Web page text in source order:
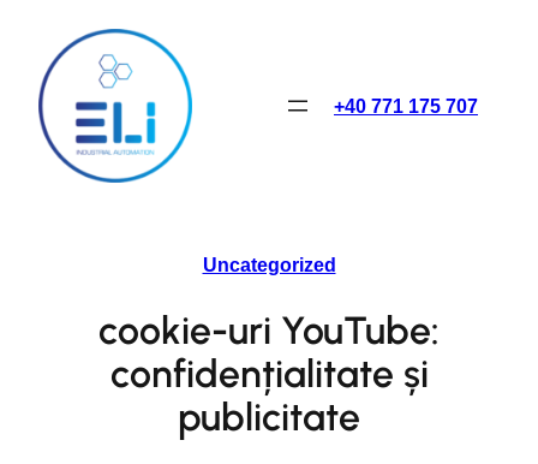
content
+40 771 175 707
Uncategorized
cookie-uri YouTube:
confidențialitate și
publicitate